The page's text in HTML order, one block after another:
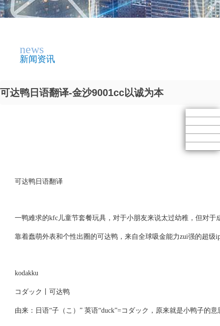
news
新闻资讯
可达鸭日语翻译-金沙9001cc以诚为本
可达鸭日语翻译
一鸭难求的kfc儿童节套餐玩具，对于小朋友来说太过幼稚，但对于
靠着蠢萌外表和个性出圈的可达鸭，来自全球吸金能力zui强的超
kodakku
コダック丨可达鸭
由来：日语“子（こ）” 英语“duck”=コダック，原来就是小鸭子的意